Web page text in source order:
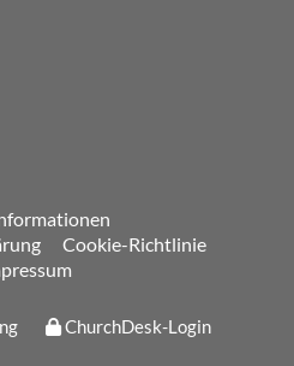
Cookie-Richtlinie
ChurchDesk-Login